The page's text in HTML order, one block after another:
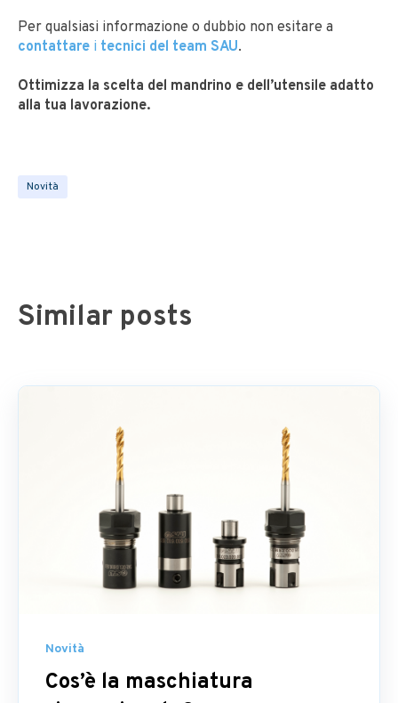
Per qualsiasi informazione o dubbio non esitare a
contattare i tecnici del team SAU.
Ottimizza la scelta del mandrino e dell’utensile adatto
alla tua lavorazione.
Novità
Similar posts
Novità
Cos’è la maschiatura